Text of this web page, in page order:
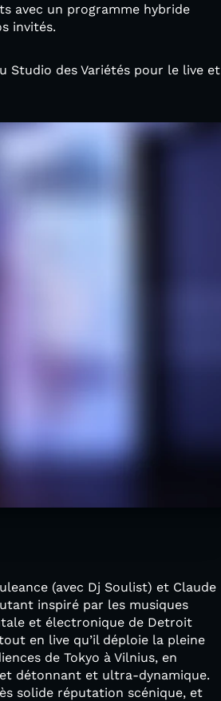
avec un programme hybride
invités.
Studio des Variétés pour le live et
(avec Dj Soulist) et Claude
inspiré par les musiques
et électronique de Detroit
en live qu’il déploie la pleine
de Tokyo à Vilnius, en
détonnant et ultra-dynamique.
solide réputation scénique, et